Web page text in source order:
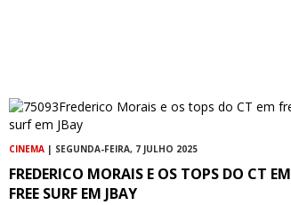
CINEMA | SEGUNDA-FEIRA, 7 JULHO 2025
FREDERICO MORAIS E OS TOPS DO CT EM
FREE SURF EM JBAY